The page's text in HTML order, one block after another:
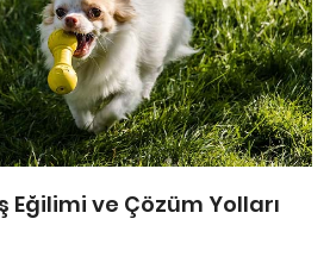
Eğilimi ve Çözüm Yolları